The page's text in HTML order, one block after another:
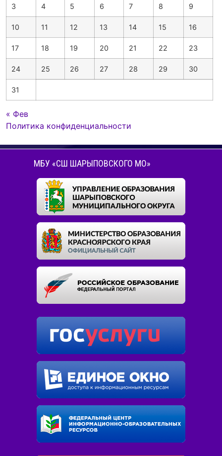
3 4 5 6 7 8 9
10 11 12 13 14 15 16
17 18 19 20 21 22 23
24 25 26 27 28 29 30
31
« Фев
Политика конфиденциальности
МБУ «СШ ШАРЫПОВСКОГО МО»